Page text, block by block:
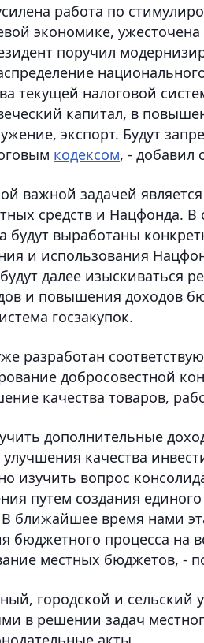
работа по
экономике,
поручил
текущей налоговой
капитал, в
экспорт. Будут
кодексом, - добавил
важной задачей
средств и Нацфонда. В
будут выработаны
и использования
далее изыскиваться
и повышения доходов
госзакупок.
разработан
добросовестной
качества товаров,
дополнительные
качества
изучить вопрос
путем создания
ближайшее время нами
бюджетного процесса на
местных бюджетов, -
городской и сельский
в решении задач